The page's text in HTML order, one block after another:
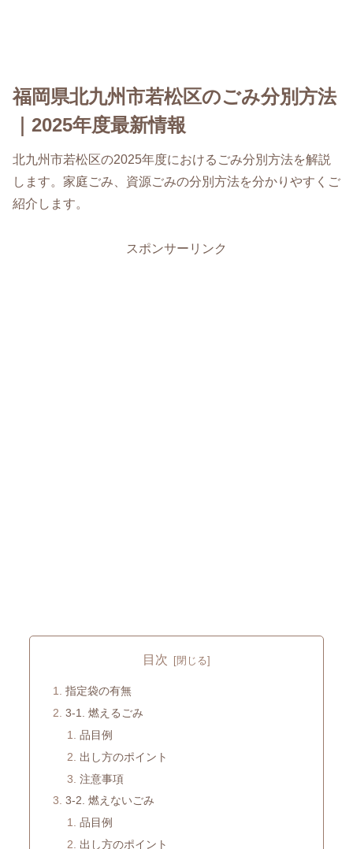
福岡県北九州市若松区のごみ分別方法
｜2025年度最新情報
北九州市若松区の2025年度におけるごみ分別方法を解説
します。家庭ごみ、資源ごみの分別方法を分かりやすくご
紹介します。
スポンサーリンク
目次
指定袋の有無
3-1. 燃えるごみ
品目例
出し方のポイント
注意事項
3-2. 燃えないごみ
品目例
出し方のポイント